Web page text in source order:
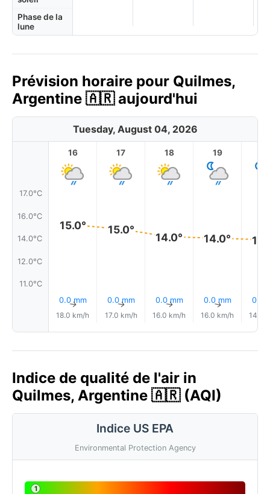
Phase de la
lune
Prévision horaire pour Quilmes,
Argentine 🇦🇷 aujourd'hui
Tuesday, August 04, 2026
17.0°C
16.0°C
14.0°C
12.0°C
11.0°C
16
15.0°
0.0 mm
↑
18.0 km/h
17
15.0°
0.0 mm
↑
17.0 km/h
18
14.0°
0.0 mm
↑
16.0 km/h
19
14.0°
0.0 mm
↑
16.0 km/h
0.0
14.0
Indice de qualité de l'air in
Quilmes, Argentine 🇦🇷 (AQI)
Indice US EPA
Environmental Protection Agency
1